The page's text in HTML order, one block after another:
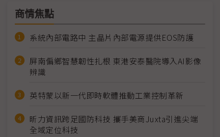
商情焦點
系統內部電路中 主晶片內部電源提供EOS防護
屏南偏鄉智慧韌性扎根 東港安泰醫院導入AI影像
辨識
英特蒙以新一代即時軟體推動工業控制革新
昕力資訊跨足國防科技 攜手美商Juxta引進尖端
全域定位科技